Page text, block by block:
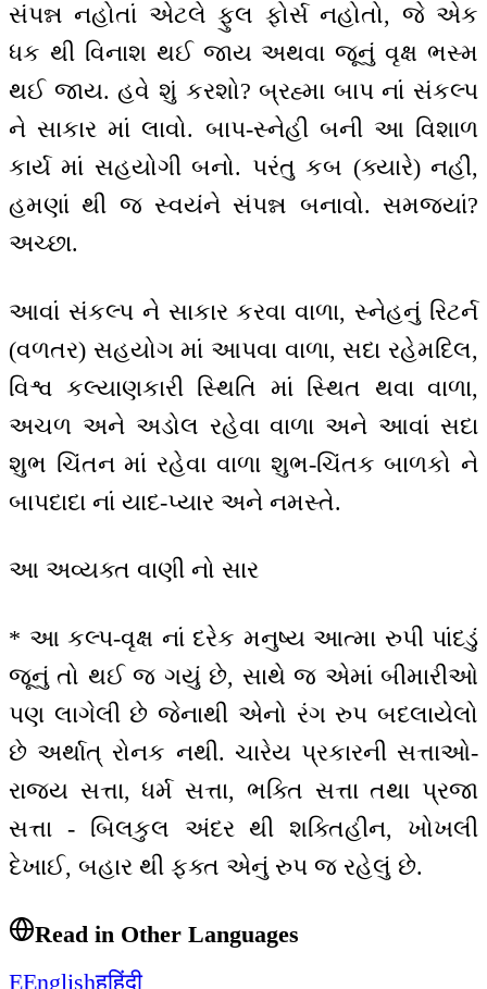
સંપન્ન નહોતાં એટલે ફુલ ફોર્સ નહોતો, જે એક
ધક થી વિનાશ થઈ જાય અથવા જૂનું વૃક્ષ ભસ્મ
થઈ જાય. હવે શું કરશો? બ્રહ્મા બાપ નાં સંકલ્પ
ને સાકાર માં લાવો. બાપ-સ્નેહી બની આ વિશાળ
કાર્ય માં સહયોગી બનો. પરંતુ કબ (ક્યારે) નહીં,
હમણાં થી જ સ્વયંને સંપન્ન બનાવો. સમજ્યાં?
અચ્છા.
આવાં સંકલ્પ ને સાકાર કરવા વાળા, સ્નેહનું રિટર્ન
(વળતર) સહયોગ માં આપવા વાળા, સદા રહેમદિલ,
વિશ્વ કલ્યાણકારી સ્થિતિ માં સ્થિત થવા વાળા,
અચળ અને અડોલ રહેવા વાળા અને આવાં સદા
શુભ ચિંતન માં રહેવા વાળા શુભ-ચિંતક બાળકો ને
બાપદાદા નાં યાદ-પ્યાર અને નમસ્તે.
આ અવ્યક્ત વાણી નો સાર
* આ કલ્પ-વૃક્ષ નાં દરેક મનુષ્ય આત્મા રુપી પાંદડું
જૂનું તો થઈ જ ગયું છે, સાથે જ એમાં બીમારીઓ
પણ લાગેલી છે જેનાથી એનો રંગ રુપ બદલાયેલો
છે અર્થાત્ રોનક નથી. ચારેય પ્રકારની સત્તાઓ-
રાજ્ય સત્તા, ધર્મ સત્તા, ભક્તિ સત્તા તથા પ્રજા
સત્તા - બિલકુલ અંદર થી શક્તિહીન, ખોખલી
દેખાઈ, બહાર થી ફક્ત એનું રુપ જ રહેલું છે.
Read in Other Languages
EEnglishहहिंदी